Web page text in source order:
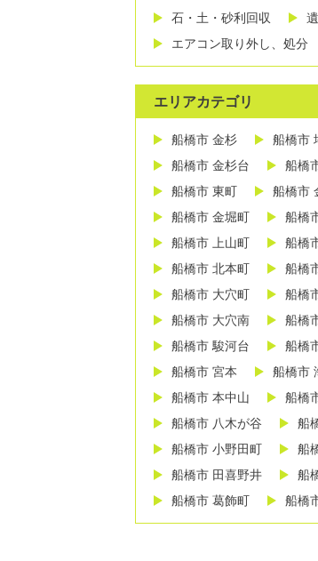
石・土・砂利回収
エアコン取り外し、処分
エリアカテゴリ
船橋市 金杉 船橋市
船橋市 金杉台
船橋
船橋市 東町
船橋市
船橋市 金堀町
船橋
船橋市 上山町
船橋
船橋市 北本町
船橋
船橋市 大穴町
船橋
船橋市 大穴南
船橋
船橋市 駿河台
船橋
船橋市 宮本
船橋市
船橋市 本中山
船橋
船橋市 八木が谷
船
船橋市 小野田町
船
船橋市 田喜野井
船
船橋市 葛飾町
船橋